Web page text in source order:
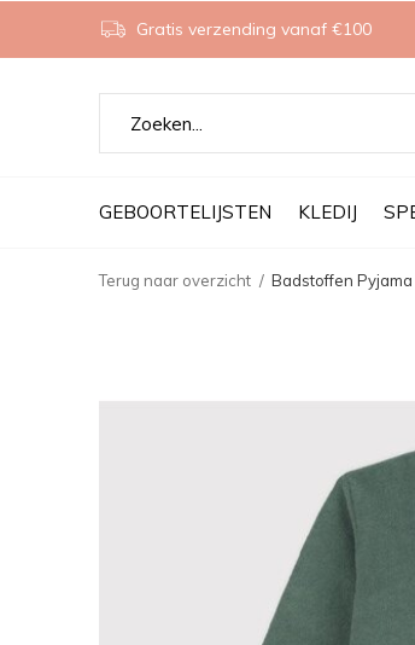
GEBOORTELIJSTEN KLEDIJ
Gratis verzending vanaf €100
Terug naar overzicht Badstoffen